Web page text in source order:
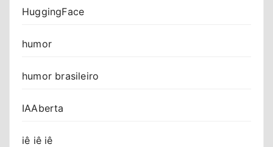
HuggingFace
humor
humor brasileiro
IAAberta
iê iê iê